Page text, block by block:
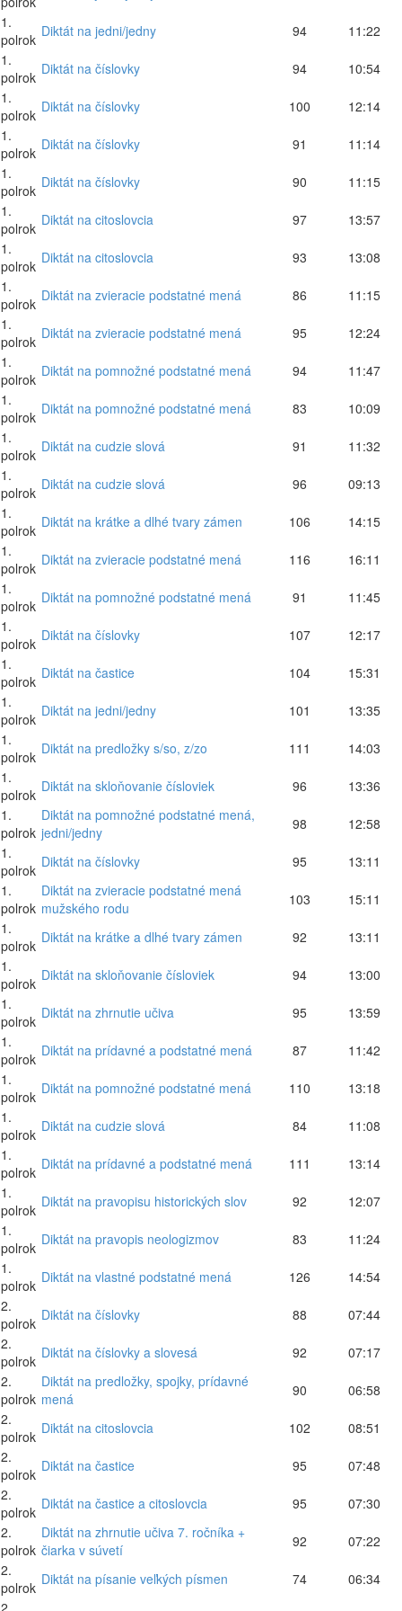
1.
polrok Diktát na jedni/jedny 94
11:22
1.
polrok Diktát na číslovky 94
10:54
1.
polrok Diktát na číslovky 100
12:14
1.
polrok Diktát na číslovky 91
11:14
1.
polrok Diktát na číslovky 90
11:15
1.
polrok Diktát na citoslovcia 97
13:57
1.
polrok Diktát na citoslovcia 93
13:08
1.
polrok Diktát na zvieracie podstatné mená 86
11:15
1.
polrok Diktát na zvieracie podstatné mená 95
12:24
1.
polrok Diktát na pomnožné podstatné mená 94
11:47
1.
polrok Diktát na pomnožné podstatné mená 83
10:09
1.
polrok Diktát na cudzie slová 91
11:32
1.
polrok Diktát na cudzie slová 96
09:13
1.
polrok Diktát na krátke a dlhé tvary zámen 106
14:15
1.
polrok Diktát na zvieracie podstatné mená 116
16:11
1.
polrok Diktát na pomnožné podstatné mená 91
11:45
1.
polrok Diktát na číslovky 107
12:17
1.
polrok Diktát na častice 104
15:31
1.
polrok Diktát na jedni/jedny 101
13:35
1.
polrok Diktát na predložky s/so, z/zo 111
14:03
1.
polrok Diktát na skloňovanie čísloviek 96
13:36
1.
polrok
Diktát na pomnožné podstatné mená,
jedni/jedny
98
12:58
1.
polrok Diktát na číslovky 95
13:11
1.
polrok
Diktát na zvieracie podstatné mená
mužského rodu
103
15:11
1.
polrok Diktát na krátke a dlhé tvary zámen 92
13:11
1.
polrok Diktát na skloňovanie čísloviek 94
13:00
1.
polrok Diktát na zhrnutie učiva 95
13:59
1.
polrok Diktát na prídavné a podstatné mená 87
11:42
1.
polrok Diktát na pomnožné podstatné mená 110
13:18
1.
polrok Diktát na cudzie slová 84
11:08
1.
polrok Diktát na prídavné a podstatné mená 111
13:14
1.
polrok Diktát na pravopisu historických slov 92
12:07
1.
polrok Diktát na pravopis neologizmov 83
11:24
1.
polrok Diktát na vlastné podstatné mená 126
14:54
2.
polrok Diktát na číslovky 88
07:44
2.
polrok Diktát na číslovky a slovesá 92
07:17
2.
polrok
Diktát na predložky, spojky, prídavné
mená
90
06:58
2.
polrok Diktát na citoslovcia 102
08:51
2.
polrok Diktát na častice 95
07:48
2.
polrok Diktát na častice a citoslovcia 95
07:30
2.
polrok
Diktát na zhrnutie učiva 7. ročníka +
čiarka v súvetí
92
07:22
2.
polrok Diktát na písanie veľkých písmen 74
06:34